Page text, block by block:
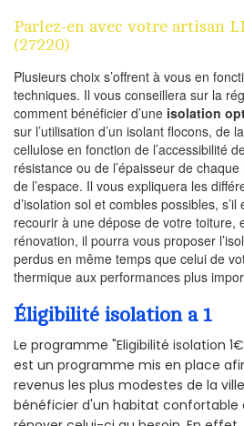
Parlez-en avec votre artisan
(27220)
Plusieurs choix s’offrent à vous en
techniques. Il vous conseillera sur la
comment bénéficier d’une isolation
sur l’utilisation d’un isolant flocons, de
cellulose en fonction de l’accessibilité
résistance ou de l’épaisseur de
de l’espace. Il vous expliquera les
d’isolation sol et combles possibles,
recourir à une dépose de votre toiture,
rénovation, il pourra vous proposer
perdus en même temps que celui de
thermique aux performances plus
Éligibilité isolation a 1
Le programme "Eligibilité isolation 1€"
est un programme mis en place
revenus les plus modestes de la ville
bénéficier d'un habitat confortable